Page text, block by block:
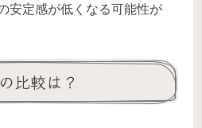
安定感が低くなる可能性が
比較は？